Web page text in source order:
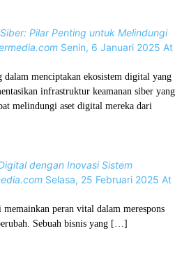
Pilar Penting untuk Melindungi
Senin, 6 Januari 2025 At
menciptakan ekosistem digital yang
infrastruktur keamanan siber yang
melindungi aset digital mereka dari
dengan Inovasi Sistem
Selasa, 25 Februari 2025 At
peran vital dalam merespons
Sebuah bisnis yang […]